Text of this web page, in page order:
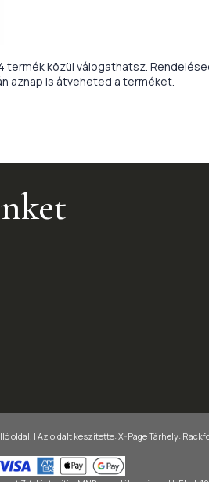
termék közül válogathatsz.
aznap is átveheted a terméket.
oldal. | Az oldalt készítette: X-PageTárhely: